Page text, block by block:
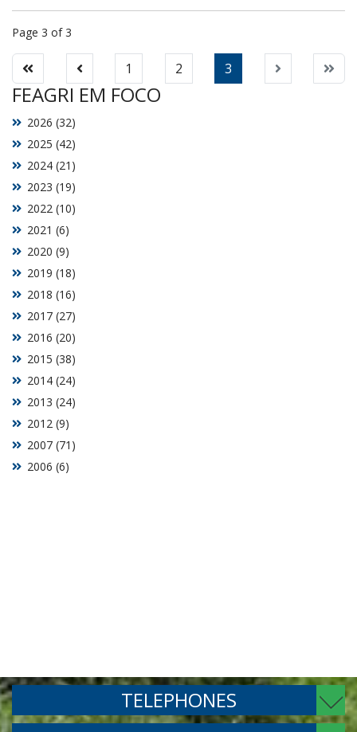
Page 3 of 3
1 2 3
FEAGRI EM FOCO
2006 (6)
2007 (71)
2012 (9)
2013 (24)
2014 (24)
2015 (38)
2016 (20)
2017 (27)
2018 (16)
2019 (18)
2020 (9)
2021 (6)
2022 (10)
2023 (19)
2024 (21)
2025 (42)
2026 (32)
TELEPHONES